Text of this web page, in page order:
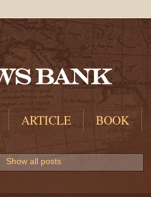
ARTICLE BOOK
Show all posts